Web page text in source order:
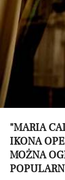
"MARIA
IKONA
MOŻNA